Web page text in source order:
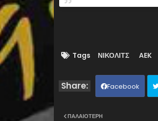
Tags ΝΙΚΟΛΙΤΣ AEK
Facebook
ΠΑΛΑΙΌΤΕΡΗ